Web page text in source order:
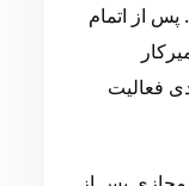
از اتمام
فعالیت